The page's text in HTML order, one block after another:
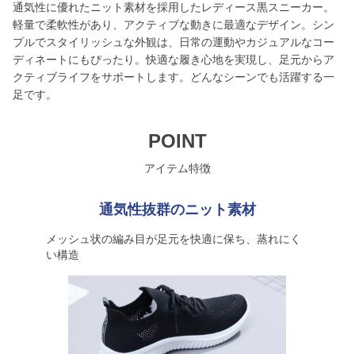
通気性に優れたニット素材を採用したレディース黒スニーカー。
軽量で柔軟性があり、アクティブな動きに最適なデザイン。シン
プルでスタイリッシュな外観は、日常の運動やカジュアルなコー
ディネートにもぴったり。快適な履き心地を実現し、足元からア
クティブライフをサポートします。どんなシーンでも活躍する一
足です。
POINT
アイテム特徴
通気性抜群のニット素材
メッシュ状の編み目が足元を快適に保ち、蒸れにく
い構造